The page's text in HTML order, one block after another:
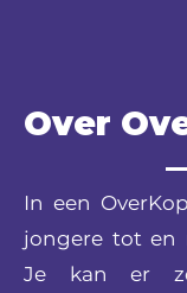
Over
In een
jongere tot en
Je kan er